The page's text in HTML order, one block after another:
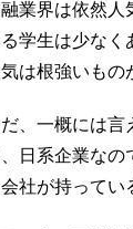
業界は依然人
学生は少なく
は根強いもの
、一概には言
日系企業なの
社が持ってい